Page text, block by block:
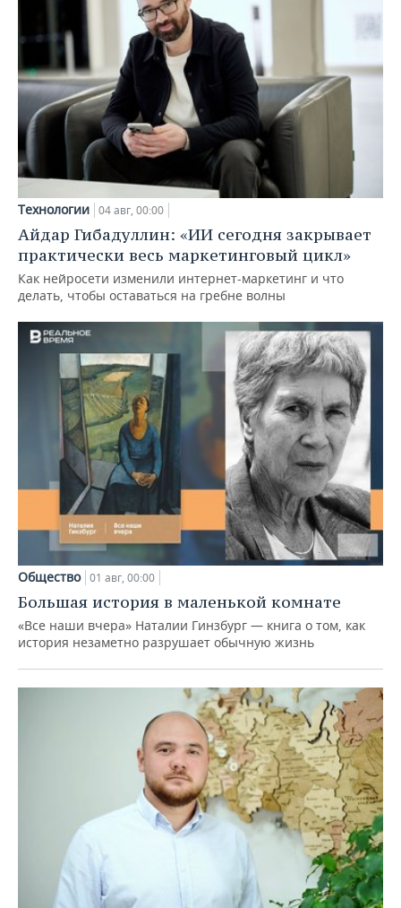
Технологии 04 авг, 00:00
Айдар Гибадуллин: «ИИ сегодня закрывает
практически весь маркетинговый цикл»
Как нейросети изменили интернет-маркетинг и что
делать, чтобы оставаться на гребне волны
Общество 01 авг, 00:00
Большая история в маленькой комнате
«Все наши вчера» Наталии Гинзбург — книга о том, как
история незаметно разрушает обычную жизнь